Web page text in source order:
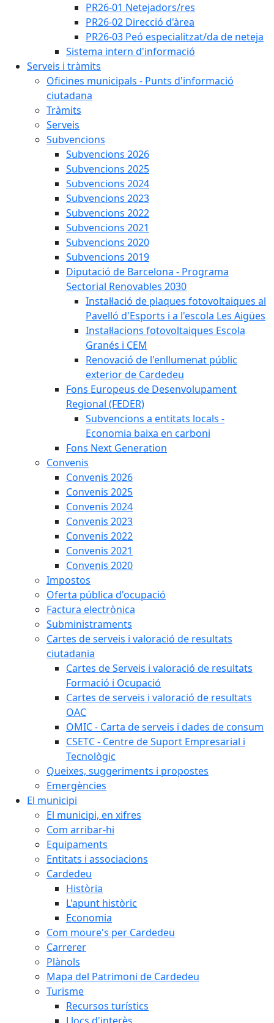
PR26-01 Netejadors/res
PR26-02 Direcció d'àrea
PR26-03 Peó especialitzat/da de neteja
Sistema intern d'informació
Serveis i tràmits
Oficines municipals - Punts d'informació
ciutadana
Tràmits
Serveis
Subvencions
Subvencions 2026
Subvencions 2025
Subvencions 2024
Subvencions 2023
Subvencions 2022
Subvencions 2021
Subvencions 2020
Subvencions 2019
Diputació de Barcelona - Programa
Sectorial Renovables 2030
Instal·lació de plaques fotovoltaiques al
Pavelló d'Esports i a l'escola Les Aigües
Instal·lacions fotovoltaiques Escola
Granés i CEM
Renovació de l'enllumenat públic
exterior de Cardedeu
Fons Europeus de Desenvolupament
Regional (FEDER)
Subvencions a entitats locals -
Economia baixa en carboni
Fons Next Generation
Convenis
Convenis 2026
Convenis 2025
Convenis 2024
Convenis 2023
Convenis 2022
Convenis 2021
Convenis 2020
Impostos
Oferta pública d'ocupació
Factura electrònica
Subministraments
Cartes de serveis i valoració de resultats
ciutadania
Cartes de Serveis i valoració de resultats
Formació i Ocupació
Cartes de serveis i valoració de resultats
OAC
OMIC - Carta de serveis i dades de consum
CSETC - Centre de Suport Empresarial i
Tecnològic
Queixes, suggeriments i propostes
Emergències
El municipi
El municipi, en xifres
Com arribar-hi
Equipaments
Entitats i associacions
Cardedeu
Història
L'apunt històric
Economia
Com moure's per Cardedeu
Carrerer
Plànols
Mapa del Patrimoni de Cardedeu
Turisme
Recursos turístics